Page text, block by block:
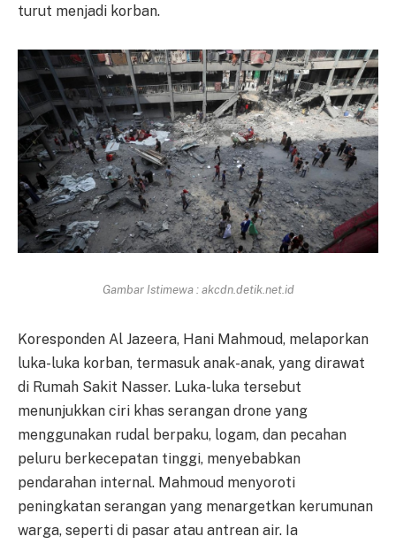
turut menjadi korban.
Gambar Istimewa : akcdn.detik.net.id
Koresponden Al Jazeera, Hani Mahmoud, melaporkan
luka-luka korban, termasuk anak-anak, yang dirawat
di Rumah Sakit Nasser. Luka-luka tersebut
menunjukkan ciri khas serangan drone yang
menggunakan rudal berpaku, logam, dan pecahan
peluru berkecepatan tinggi, menyebabkan
pendarahan internal. Mahmoud menyoroti
peningkatan serangan yang menargetkan kerumunan
warga, seperti di pasar atau antrean air. Ia